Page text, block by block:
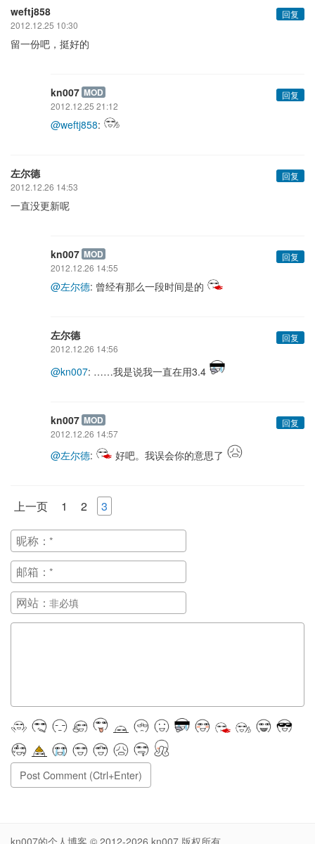
weftj858
回复
2012.12.25 10:30
留一份吧，挺好的
kn007 MOD
回复
2012.12.25 21:12
@weftj858:
左尔德
回复
2012.12.26 14:53
一直没更新呢
kn007 MOD
回复
2012.12.26 14:55
@左尔德: 曾经有那么一段时间是的
左尔德
回复
2012.12.26 14:56
@kn007: ……我是说我一直在用3.4
kn007 MOD
回复
2012.12.26 14:57
@左尔德: 好吧。我误会你的意思了
上一页 1 2 3
昵称：
邮箱：
网站：
kn007的个人博客 © 2012-2026 kn007 版权所有